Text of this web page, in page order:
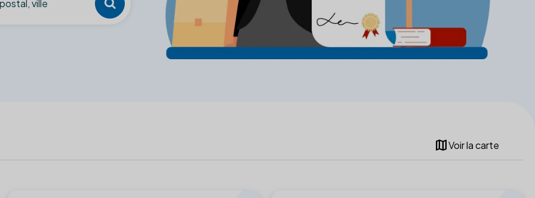
mapVoir la carte